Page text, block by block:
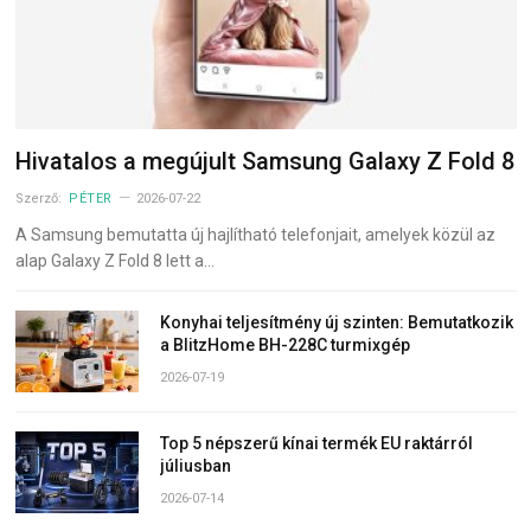
Hivatalos a megújult Samsung Galaxy Z Fold 8
Szerző: PÉTER 2026-07-22
A Samsung bemutatta új hajlítható telefonjait, amelyek közül az
alap Galaxy Z Fold 8 lett a…
Konyhai teljesítmény új szinten: Bemutatkozik
a BlitzHome BH-228C turmixgép
2026-07-19
Top 5 népszerű kínai termék EU raktárról
júliusban
2026-07-14